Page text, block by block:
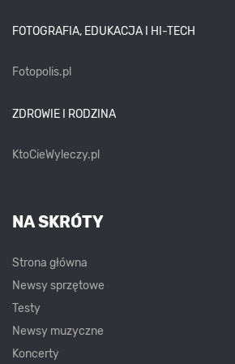
FOTOGRAFIA, EDUKACJA I HI-TECH
Fotopolis.pl
ZDROWIE I RODZINA
KtoCieWyleczy.pl
NA SKRÓTY
Strona główna
Newsy sprzętowe
Testy
Newsy muzyczne
Koncerty